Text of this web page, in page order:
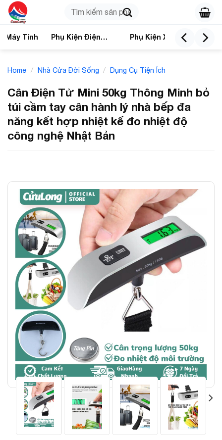
Skip
Search
Phụ Kiện Điện
Phụ Kiện Xe
Máy Tính
Home / Nhà Cửa Đời Sống / Dụng Cụ Tiện Ích
Cân Điện Tử Mini 50kg Thông Minh bỏ
túi cầm tay cân hành lý nhà bếp đa
năng kết hợp nhiệt kế đo nhiệt độ
công nghệ Nhật Bản